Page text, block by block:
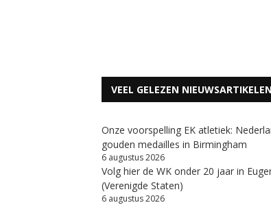
VEEL GELEZEN NIEUWSARTIKELEN
Onze voorspelling EK atletiek:
gouden medailles in Birmingham
6 augustus 2026
Volg hier de WK onder 20 jaar in
(Verenigde Staten)
6 augustus 2026